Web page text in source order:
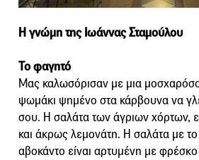
Η γνώμη της Ιωάννας Σταμούλου
Το φαγητό
Μας καλωσόρισαν με μια
ψωμάκι ψημένο στα κάρβουνα να
σου. Η σαλάτα των άγριων χόρτων,
και άκρως λεμονάτη. Η σαλάτα με το
αβοκάντο είναι αρτυμένη με φρέσκο